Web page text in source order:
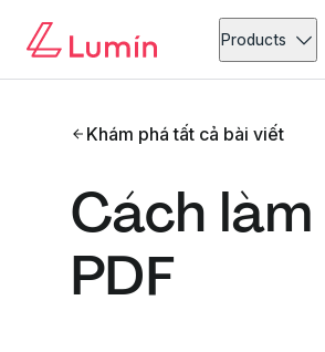
Products
Khám phá tất cả bài viết
Cách
PDF